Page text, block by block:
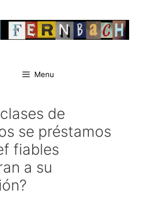
Menu
de
se préstamos
fiables
a su